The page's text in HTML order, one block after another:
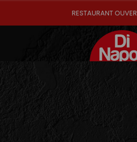
RESTAURANT OUVE